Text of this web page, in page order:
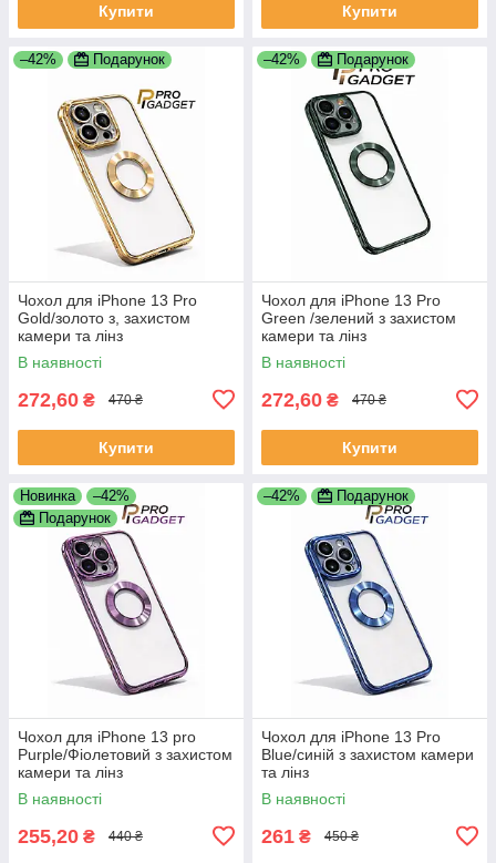
Купити Купити
–42% Подарунок
Чохол для iPhone 13 Pro
Gold/золото з, захистом
камери та лінз
В наявності
272,60 ₴ 470 ₴
Купити
–42% Подарунок
Чохол для iPhone 13 Pro
Green /зелений з захистом
камери та лінз
В наявності
272,60 ₴ 470 ₴
Купити
Новинка
–42%
Подарунок
Чохол для iPhone 13 pro
Purple/Фіолетовий з захистом
камери та лінз
В наявності
255,20 ₴ 440 ₴
–42% Подарунок
Чохол для iPhone 13 Pro
Blue/синій з захистом камери
та лінз
В наявності
261 ₴ 450 ₴